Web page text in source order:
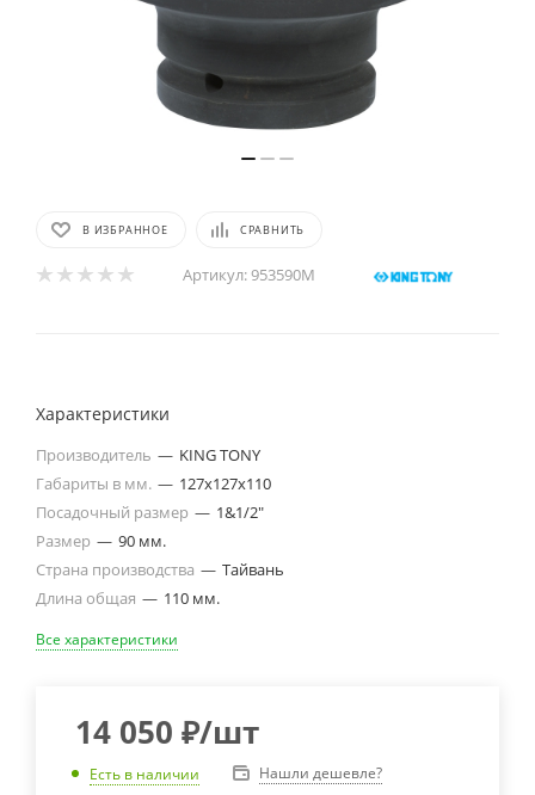
В ИЗБРАННОЕ СРАВНИТЬ
Артикул:953590M
Характеристики
Производитель — KING TONY
Габариты в мм. — 127х127х110
Посадочный размер — 1&1/2"
Размер — 90 мм.
Страна производства — Тайвань
Длина общая — 110 мм.
Все характеристики
14 050 ₽/шт
Есть в наличии Нашли дешевле?